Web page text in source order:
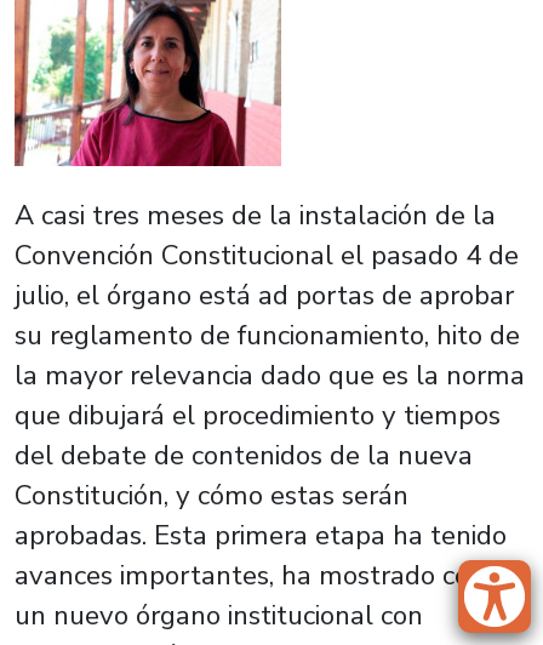
A casi tres meses de la instalación de la
Convención Constitucional el pasado 4 de
julio, el órgano está ad portas de aprobar
su reglamento de funcionamiento, hito de
la mayor relevancia dado que es la norma
que dibujará el procedimiento y tiempos
del debate de contenidos de la nueva
Constitución, y cómo estas serán
aprobadas. Esta primera etapa ha tenido
avances importantes, ha mostrado cómo
un nuevo órgano institucional con